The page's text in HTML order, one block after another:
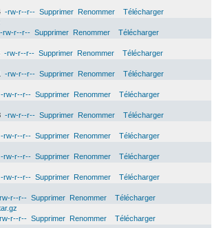
-rw-r--r-- Supprimer Renommer
Télécharger
-rw-r--r-- Supprimer Renommer
Télécharger
-rw-r--r-- Supprimer Renommer
Télécharger
-rw-r--r-- Supprimer Renommer
Télécharger
-rw-r--r-- Supprimer Renommer
Télécharger
-rw-r--r-- Supprimer Renommer
Télécharger
-rw-r--r-- Supprimer Renommer
Télécharger
-rw-r--r-- Supprimer Renommer
Télécharger
-rw-r--r-- Supprimer Renommer
Télécharger
r--r-- Supprimer Renommer
Télécharger
r--r-- Supprimer Renommer
Télécharger